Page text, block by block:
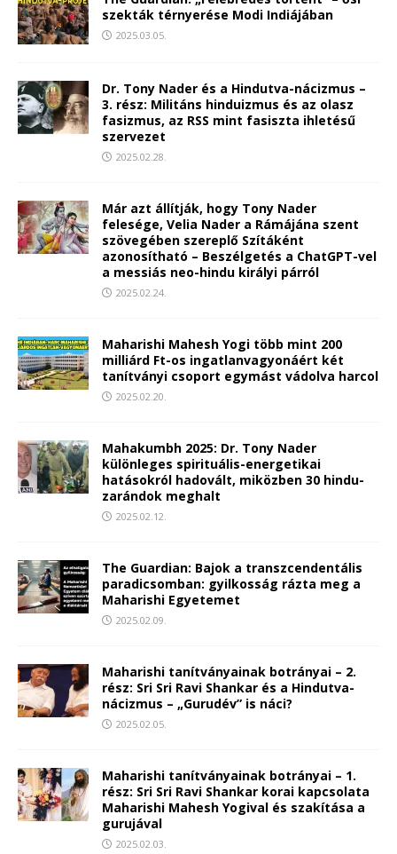
szekták térnyerése Modi Indiájában
2025.03.05.
Dr. Tony Nader és a Hindutva-nácizmus –
3. rész: Militáns hinduizmus és az olasz
fasizmus, az RSS mint fasiszta ihletésű
szervezet
2025.02.28.
Már azt állítják, hogy Tony Nader
felesége, Velia Nader a Rámájána szent
szövegében szereplő Szítáként
azonosítható – Beszélgetés a ChatGPT-vel
a messiás neo-hindu királyi párról
2025.02.24.
Maharishi Mahesh Yogi több mint 200
milliárd Ft-os ingatlanvagyonáért két
tanítványi csoport egymást vádolva harcol
2025.02.20.
Mahakumbh 2025: Dr. Tony Nader
különleges spirituális-energetikai
hatásokról hadovált, miközben 30 hindu-
zarándok meghalt
2025.02.12.
The Guardian: Bajok a transzcendentális
paradicsomban: gyilkosság rázta meg a
Maharishi Egyetemet
2025.02.09.
Maharishi tanítványainak botrányai – 2.
rész: Sri Sri Ravi Shankar és a Hindutva-
nácizmus – „Gurudév” is náci?
2025.02.05.
Maharishi tanítványainak botrányai – 1.
rész: Sri Sri Ravi Shankar korai kapcsolata
Maharishi Mahesh Yogival és szakítása a
gurujával
2025.02.03.